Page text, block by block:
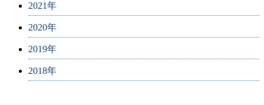
2021年
2020年
2019年
2018年